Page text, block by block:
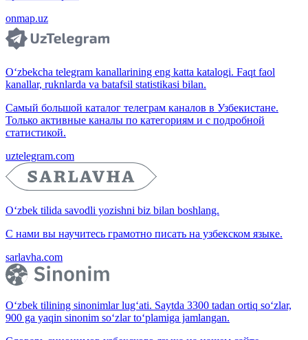
onmap.uz
O‘zbekcha telegram kanallarining eng katta katalogi. Faqt faol
kanallar, ruknlarda va batafsil statistikasi bilan.
Самый большой каталог телеграм каналов в Узбекистане.
Только активные каналы по категориям и с подробной
статистикой.
uztelegram.com
O‘zbek tilida savodli yozishni biz bilan boshlang.
С нами вы научитесь грамотно писать на узбекском языке.
sarlavha.com
O‘zbek tilining sinonimlar lug‘ati. Saytda 3300 tadan ortiq so‘zlar,
900 ga yaqin sinonim so‘zlar to‘plamiga jamlangan.